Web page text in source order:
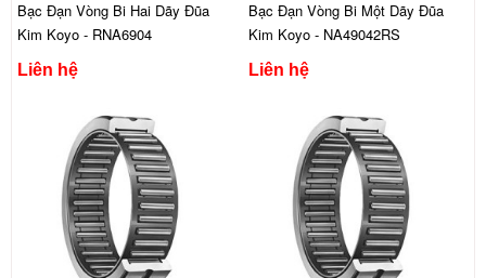
Bạc Đạn Vòng Bi Hai Dãy Đũa
Kim Koyo - RNA6904
Liên hệ
Bạc Đạn Vòng Bi Một Dãy Đũa
Kim Koyo - NA49042RS
Liên hệ